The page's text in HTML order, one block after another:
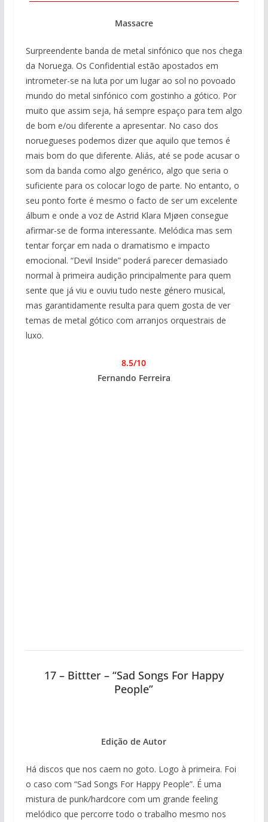
Massacre
Surpreendente banda de metal sinfónico que nos chega
da Noruega. Os Confidential estão apostados em
intrometer-se na luta por um lugar ao sol no povoado
mundo do metal sinfónico com gostinho a gótico. Por
muito que assim seja, há sempre espaço para tem algo
de bom e/ou diferente a apresentar. No caso dos
noruegueses podemos dizer que aquilo que temos é
mais bom do que diferente. Aliás, até se pode acusar o
som da banda como algo genérico, algo que seria o
suficiente para os colocar logo de parte. No entanto, o
seu ponto forte é mesmo o facto de ser um excelente
álbum e onde a voz de Astrid Klara Mjøen consegue
afirmar-se de forma interessante. Melódica mas sem
tentar forçar em nada o dramatismo e impacto
emocional. “Devil Inside” poderá parecer demasiado
normal à primeira audição principalmente para quem
sente que já viu e ouviu tudo neste género musical,
mas garantidamente resulta para quem gosta de ver
temas de metal gótico com arranjos orquestrais de
luxo.
8.5/10
Fernando Ferreira
17 – Bittter – “Sad Songs For Happy
People”
Edição de Autor
Há discos que nos caem no goto. Logo à primeira. Foi
o caso com “Sad Songs For Happy People”. É uma
mistura de punk/hardcore com um grande feeling
melódico que percorre todo o trabalho mesmo nos